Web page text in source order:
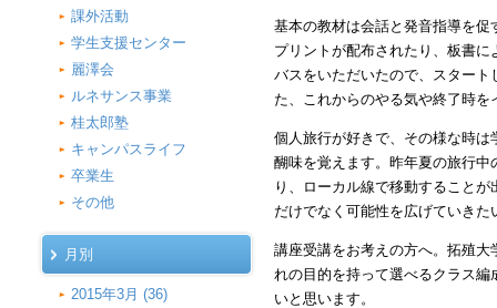
基本の教材は会話と発音指導を
プリントが配布されたり、板書
バスをいただいたので、スター
た、これからのやる気や終了時
個人旅行が好きで、その様な時
醐味を覚えます。昨年夏の旅行
り、ローカル線で移動すること
だけでなく可能性を広げていきた
講座受講をお考えの方へ。拓殖
れの目的を持って選べるクラス
いと思います。
課外活動
学生支援センター
麗澤会
ルネサンス事業
桂太郎塾
キャンパスライフ
卒業生
その他
月別
2015年3月 (36)